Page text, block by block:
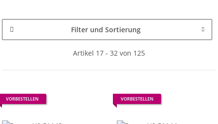
Filter und Sortierung
Artikel 17 - 32 von 125
VORBESTELLEN VORBESTELLEN